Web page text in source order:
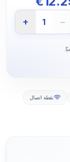
−
1
+
نقطة اتصال